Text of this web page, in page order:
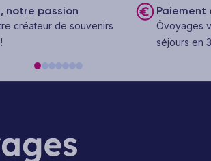
notre passion
créateur de souvenirs
Paiement
Ôvoyages
séjours en